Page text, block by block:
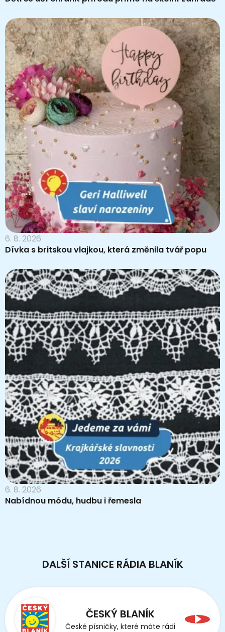
6. 8. 2026
Dívka s britskou vlajkou, která změnila tvář popu
6. 8. 2026
Nabídnou módu, hudbu i řemesla
DALŠÍ STANICE RÁDIA BLANÍK
ČESKÝ BLANÍK
České písničky, které máte rádi